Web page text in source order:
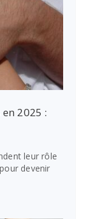
2025 :
leur rôle
devenir